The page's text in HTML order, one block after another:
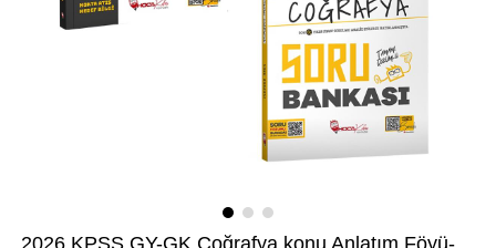
2026 KPSS GY-GK Coğrafya konu Anlatım Föyü-